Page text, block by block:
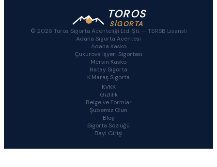
TOROS
SİGORTA
© 2026 Toros Sigorta Acenteliği Ltd. Şti. —TSRSB Lisanslı
Adana Sigorta Acentesi
Adana Kasko
Çukurova İşyeri Sigortası
Mersin Kasko
Hatay Sigorta
K.Maraş Sigorta
KVKK
Gizlilik
Belge ve Formlar
Şubemiz Olun
Blog
Sigorta Sözlüğü
Bayi Girişi